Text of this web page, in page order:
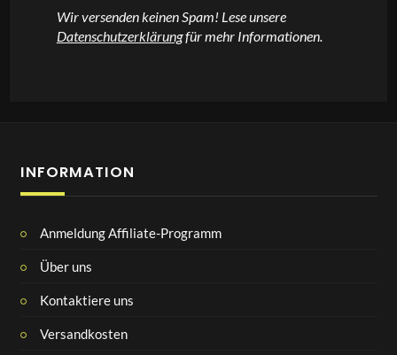
Wir versenden keinen Spam! Lese unsere
Datenschutzerklärungfür mehr Informationen.
INFORMATION
Anmeldung Affiliate-Programm
Über uns
Kontaktiere uns
Versandkosten